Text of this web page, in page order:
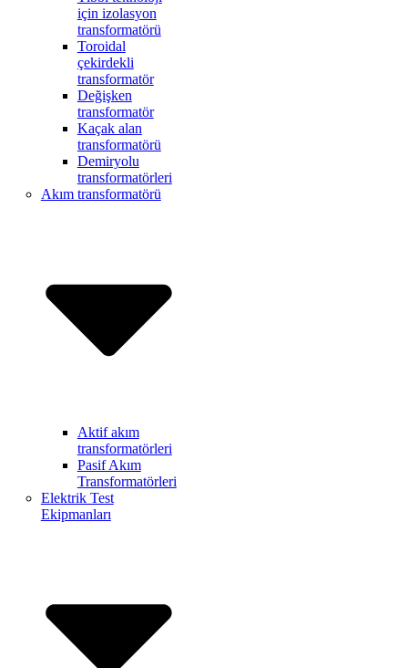
için izolasyon
transformatörü
Toroidal
çekirdekli
transformatör
Değişken
transformatör
Kaçak alan
transformatörü
Demiryolu
transformatörleri
Akım transformatörü
Aktif akım
transformatörleri
Pasif Akım
Transformatörleri
Elektrik Test
Ekipmanları